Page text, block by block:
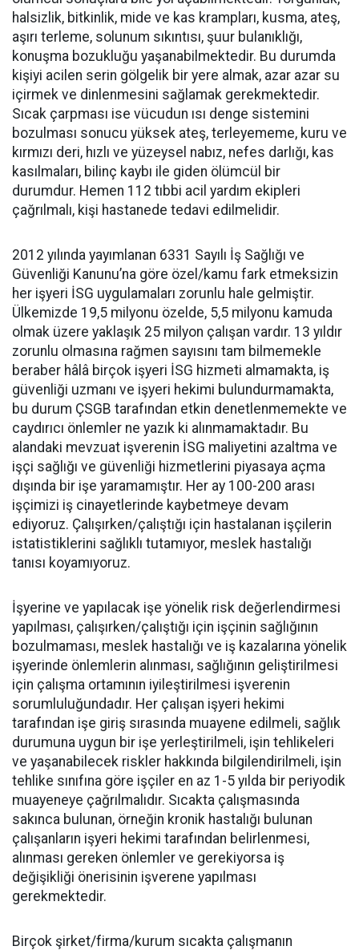
halsizlik, bitkinlik, mide ve kas krampları, kusma, ateş,
aşırı terleme, solunum sıkıntısı, şuur bulanıklığı,
konuşma bozukluğu yaşanabilmektedir. Bu durumda
kişiyi acilen serin gölgelik bir yere almak, azar azar su
içirmek ve dinlenmesini sağlamak gerekmektedir.
Sıcak çarpması ise vücudun ısı denge sistemini
bozulması sonucu yüksek ateş, terleyememe, kuru ve
kırmızı deri, hızlı ve yüzeysel nabız, nefes darlığı, kas
kasılmaları, bilinç kaybı ile giden ölümcül bir
durumdur. Hemen 112 tıbbi acil yardım ekipleri
çağrılmalı, kişi hastanede tedavi edilmelidir.
2012 yılında yayımlanan 6331 Sayılı İş Sağlığı ve
Güvenliği Kanunu’na göre özel/kamu fark etmeksizin
her işyeri İSG uygulamaları zorunlu hale gelmiştir.
Ülkemizde 19,5 milyonu özelde, 5,5 milyonu kamuda
olmak üzere yaklaşık 25 milyon çalışan vardır. 13 yıldır
zorunlu olmasına rağmen sayısını tam bilmemekle
beraber hâlâ birçok işyeri İSG hizmeti almamakta, iş
güvenliği uzmanı ve işyeri hekimi bulundurmamakta,
bu durum ÇSGB tarafından etkin denetlenmemekte ve
caydırıcı önlemler ne yazık ki alınmamaktadır. Bu
alandaki mevzuat işverenin İSG maliyetini azaltma ve
işçi sağlığı ve güvenliği hizmetlerini piyasaya açma
dışında bir işe yaramamıştır. Her ay 100-200 arası
işçimizi iş cinayetlerinde kaybetmeye devam
ediyoruz. Çalışırken/çalıştığı için hastalanan işçilerin
istatistiklerini sağlıklı tutamıyor, meslek hastalığı
tanısı koyamıyoruz.
İşyerine ve yapılacak işe yönelik risk değerlendirmesi
yapılması, çalışırken/çalıştığı için işçinin sağlığının
bozulmaması, meslek hastalığı ve iş kazalarına yönelik
işyerinde önlemlerin alınması, sağlığının geliştirilmesi
için çalışma ortamının iyileştirilmesi işverenin
sorumluluğundadır. Her çalışan işyeri hekimi
tarafından işe giriş sırasında muayene edilmeli, sağlık
durumuna uygun bir işe yerleştirilmeli, işin tehlikeleri
ve yaşanabilecek riskler hakkında bilgilendirilmeli, işin
tehlike sınıfına göre işçiler en az 1-5 yılda bir periyodik
muayeneye çağrılmalıdır. Sıcakta çalışmasında
sakınca bulunan, örneğin kronik hastalığı bulunan
çalışanların işyeri hekimi tarafından belirlenmesi,
alınması gereken önlemler ve gerekiyorsa iş
değişikliği önerisinin işverene yapılması
gerekmektedir.
Birçok şirket/firma/kurum sıcakta çalışmanın